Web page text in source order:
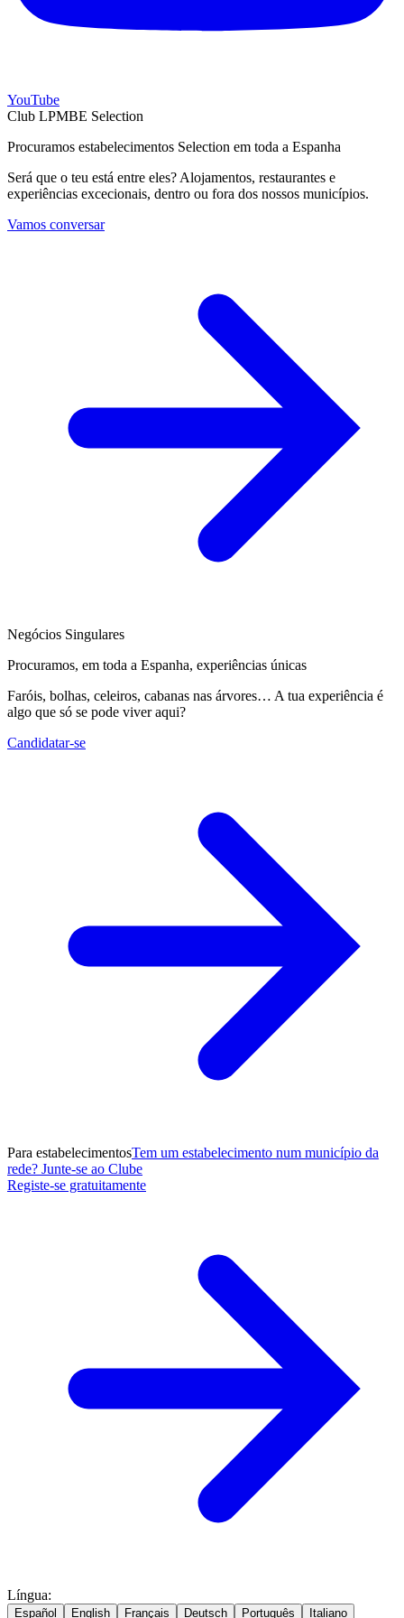
YouTube
Club LPMBE Selection
Procuramos estabelecimentos Selection em toda a Espanha
Será que o teu está entre eles? Alojamentos, restaurantes e
experiências excecionais, dentro ou fora dos nossos municípios.
Vamos conversar
Negócios Singulares
Procuramos, em toda a Espanha, experiências únicas
Faróis, bolhas, celeiros, cabanas nas árvores… A tua experiência é
algo que só se pode viver aqui?
Candidatar-se
Para estabelecimentosTem um estabelecimento num município da
rede? Junte-se ao Clube
Registe-se gratuitamente
Língua:
Español English Français Deutsch Português Italiano